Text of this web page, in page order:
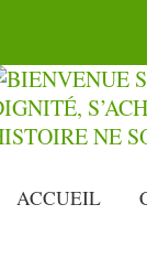
ACCUEIL